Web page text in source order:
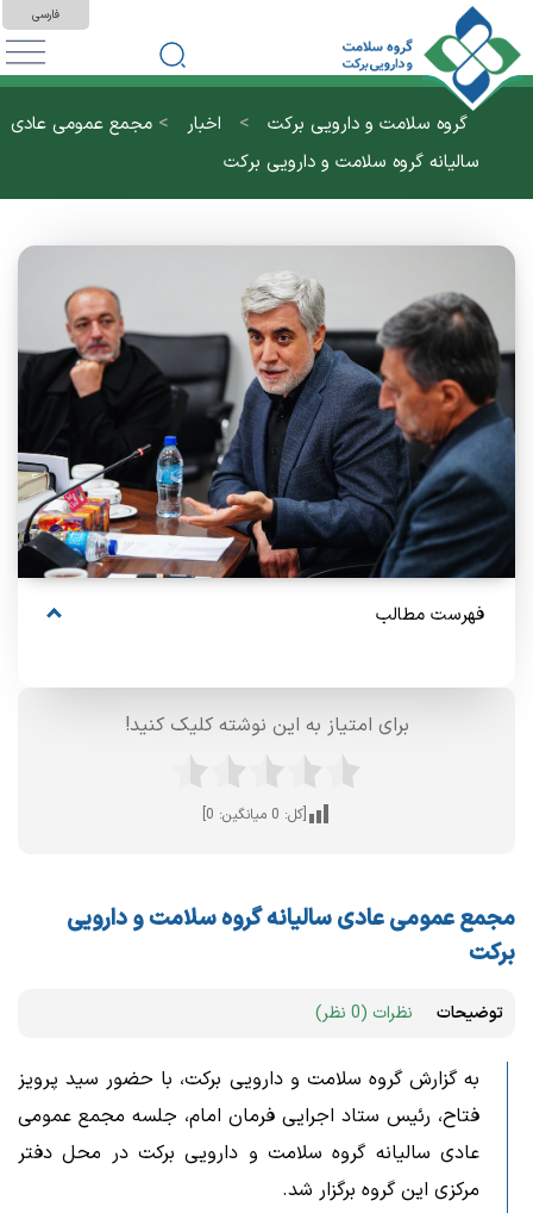
فارسی
گروه سلامت و دارویی برکت > اخبار > مجمع عمومی عادی
سالیانه گروه سلامت و دارویی برکت
فهرست مطالب
برای امتیاز به این نوشته کلیک کنید!
[کل: 0 میانگین: 0
]
مجمع عمومی عادی سالیانه گروه سلامت و دارویی
برکت
توضیحات نظرات (0 نظر)
به گزارش گروه سلامت و دارویی برکت، با حضور سید پرویز
فتاح، رئیس ستاد اجرایی فرمان امام، جلسه مجمع عمومی
عادی سالیانه گروه سلامت و دارویی برکت در محل دفتر
مرکزی این گروه برگزار شد.